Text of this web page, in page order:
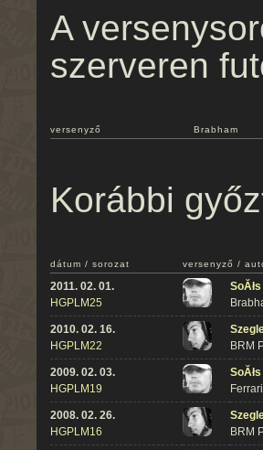
A
szerveren
versenyző Brabham
Korábbi
dátum / sorozat versenyző /
2011. 02. 01.
HGPLM25
2010. 02. 16.
HGPLM22
BRM
2009. 02. 03.
HGPLM19
2008. 02. 26.
HGPLM16
BRM